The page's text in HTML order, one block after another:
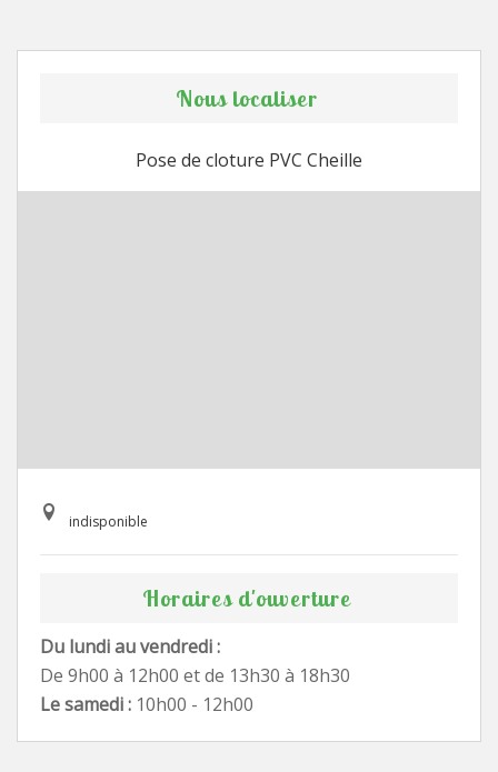
Nous localiser
Pose de cloture PVC Cheille
indisponible
Horaires d'ouverture
Du lundi au vendredi :
De 9h00 à 12h00 et de 13h30 à 18h30
Le samedi : 10h00 - 12h00